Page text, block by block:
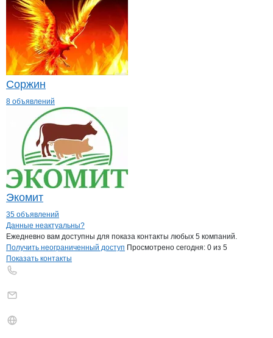
Соржин
8 объявлений
Экомит
35 объявлений
Контактыкомпании
+7(800)000-00-..
Данные неактуальны?
Ежедневно вам доступны для показа контакты любых 5 компаний.
Получить неограниченный доступ Просмотрено сегодня: 0 из 5
Показать контакты